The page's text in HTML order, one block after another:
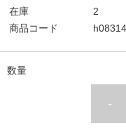
在庫
2
商品コード
h08314
数量
-